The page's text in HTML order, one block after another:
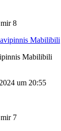
8
Mabilibili
um 20:55
7